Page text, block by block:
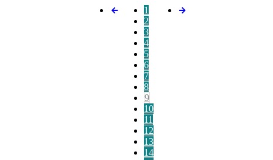
1
2
3
4
5
6
7
8
9
10
11
12
13
14